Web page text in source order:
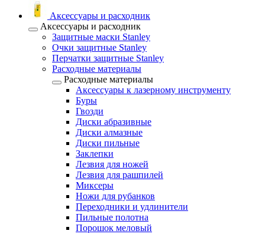
Аксессуары и расходник
Аксессуары и расходник
Защитные маски Stanley
Очки защитные Stanley
Перчатки защитные Stanley
Расходные материалы
Расходные материалы
Аксессуары к лазерному инструменту
Буры
Гвозди
Диски абразивные
Диски алмазные
Диски пильные
Заклепки
Лезвия для ножей
Лезвия для рашпилей
Миксеры
Ножи для рубанков
Переходники и удлинители
Пильные полотна
Порошок меловый